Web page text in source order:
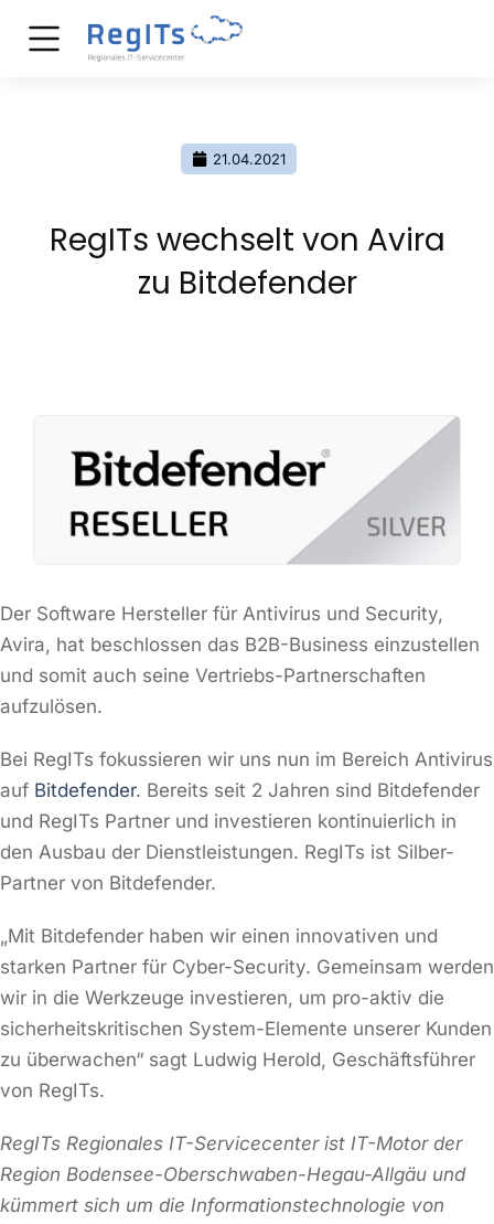
21.04.2021
RegITs wechselt von Avira
zu Bitdefender
Der Software Hersteller für Antivirus und Security,
Avira, hat beschlossen das B2B-Business einzustellen
und somit auch seine Vertriebs-Partnerschaften
aufzulösen.
Bei RegITs fokussieren wir uns nun im Bereich Antivirus
auf Bitdefender. Bereits seit 2 Jahren sind Bitdefender
und RegITs Partner und investieren kontinuierlich in
den Ausbau der Dienstleistungen. RegITs ist Silber-
Partner von Bitdefender.
„Mit Bitdefender haben wir einen innovativen und
starken Partner für Cyber-Security. Gemeinsam werden
wir in die Werkzeuge investieren, um pro-aktiv die
sicherheitskritischen System-Elemente unserer Kunden
zu überwachen“ sagt Ludwig Herold, Geschäftsführer
von RegITs.
RegITs Regionales IT-Servicecenter ist IT-Motor der
Region Bodensee-Oberschwaben-Hegau-Allgäu und
kümmert sich um die Informationstechnologie von